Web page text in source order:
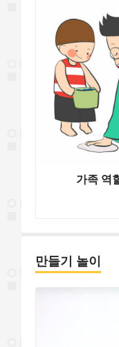
가족 역
만들기 놀이